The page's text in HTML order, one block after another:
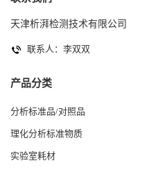
天津析湃检测技术有限公司
联系人：李双双
产品分类
分析标准品/对照品
理化分析标准物质
实验室耗材